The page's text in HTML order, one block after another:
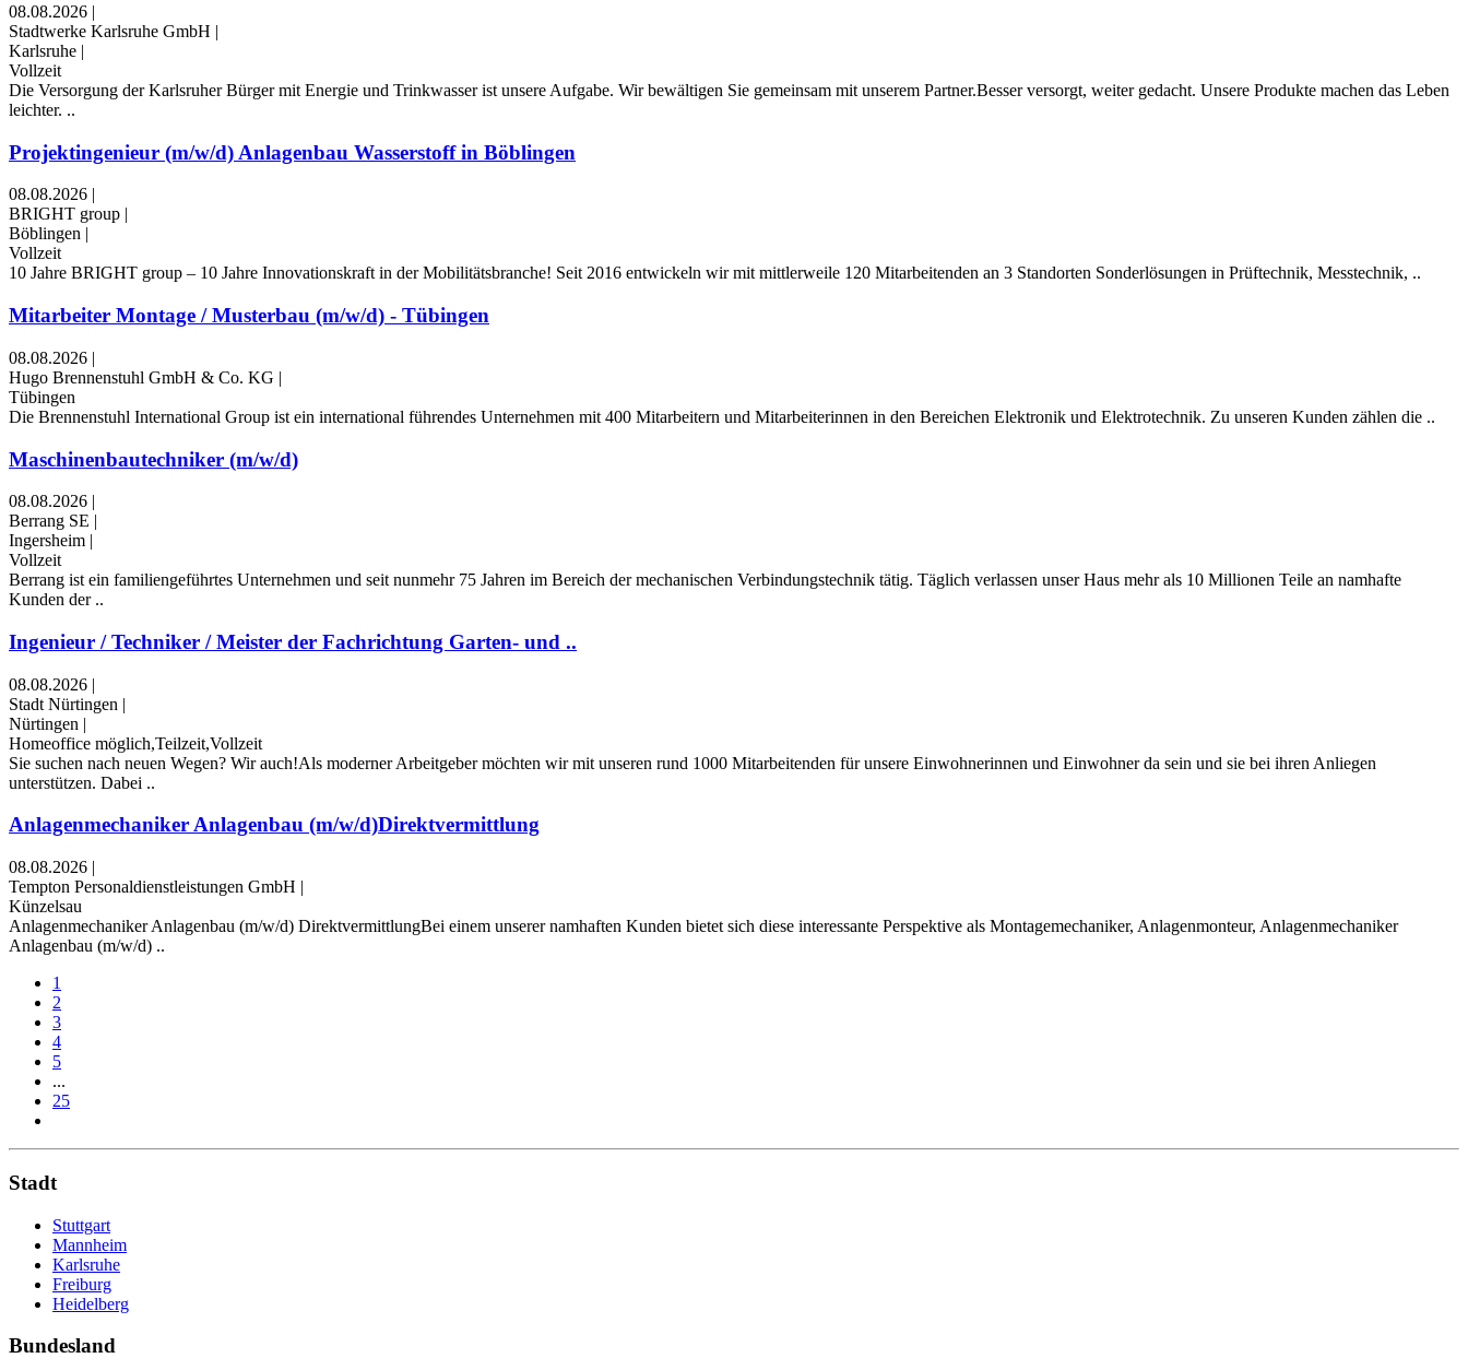
08.08.2026 |
Stadtwerke Karlsruhe GmbH |
Karlsruhe |
Vollzeit
Die Versorgung der Karlsruher Bürger mit Energie und Trinkwasser ist unsere Aufgabe. Wir bewältigen Sie gemeinsam mit unserem Partner.Besser versorgt, weiter gedacht. Unsere Produkte machen das Leben
leichter. ..
Projektingenieur (m/w/d) Anlagenbau Wasserstoff in Böblingen
08.08.2026 |
BRIGHT group |
Böblingen |
Vollzeit
10 Jahre BRIGHT group – 10 Jahre Innovationskraft in der Mobilitätsbranche! Seit 2016 entwickeln wir mit mittlerweile 120 Mitarbeitenden an 3 Standorten Sonderlösungen in Prüftechnik, Messtechnik, ..
Mitarbeiter Montage / Musterbau (m/w/d) - Tübingen
08.08.2026 |
Hugo Brennenstuhl GmbH & Co. KG |
Tübingen
Die Brennenstuhl International Group ist ein international führendes Unternehmen mit 400 Mitarbeitern und Mitarbeiterinnen in den Bereichen Elektronik und Elektrotechnik. Zu unseren Kunden zählen die ..
Maschinenbautechniker (m/w/d)
08.08.2026 |
Berrang SE |
Ingersheim |
Vollzeit
Berrang ist ein familiengeführtes Unternehmen und seit nunmehr 75 Jahren im Bereich der mechanischen Verbindungstechnik tätig. Täglich verlassen unser Haus mehr als 10 Millionen Teile an namhafte
Kunden der ..
Ingenieur / Techniker / Meister der Fachrichtung Garten- und ..
08.08.2026 |
Stadt Nürtingen |
Nürtingen |
Homeoffice möglich,Teilzeit,Vollzeit
Sie suchen nach neuen Wegen? Wir auch!Als moderner Arbeitgeber möchten wir mit unseren rund 1000 Mitarbeitenden für unsere Einwohnerinnen und Einwohner da sein und sie bei ihren Anliegen
unterstützen. Dabei ..
Anlagenmechaniker Anlagenbau (m/w/d)Direktvermittlung
08.08.2026 |
Tempton Personaldienstleistungen GmbH |
Künzelsau
Anlagenmechaniker Anlagenbau (m/w/d) DirektvermittlungBei einem unserer namhaften Kunden bietet sich diese interessante Perspektive als Montagemechaniker, Anlagenmonteur, Anlagenmechaniker
Anlagenbau (m/w/d) ..
1
2
3
4
5
...
25
Stadt
Stuttgart
Mannheim
Karlsruhe
Freiburg
Heidelberg
Bundesland